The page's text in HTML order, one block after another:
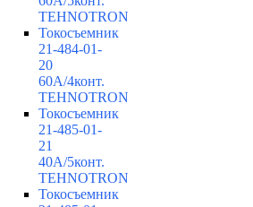
TEHNOTRON
Токосъемник
21-484-01-
20
60А/4конт.
TEHNOTRON
Токосъемник
21-485-01-
21
40А/5конт.
TEHNOTRON
Токосъемник